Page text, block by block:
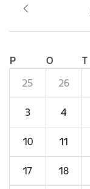
P O T
25
26
3 4
10 11
17 18